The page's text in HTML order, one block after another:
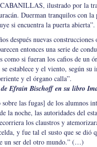
ilustrado por la
Duerman tranquilos con
si encuentra la puerta
después nuevas
entonces una serie de
como si fueran los cafios de un
establece y el viento, según
y el órgano calla”.
de Efraín Bischoff en su libro
las fugas] de los alumnos
la noche, las autoridades del
los claustros y
y fue tal el susto que se dió
un ser del otro mundo.” (…)